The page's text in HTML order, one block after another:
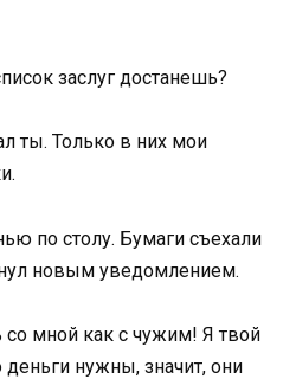
заслуг достанешь?
ты. Только в них мои
по столу. Бумаги съехали
новым уведомлением.
со мной как с чужим! Я твой
нужны, значит, они